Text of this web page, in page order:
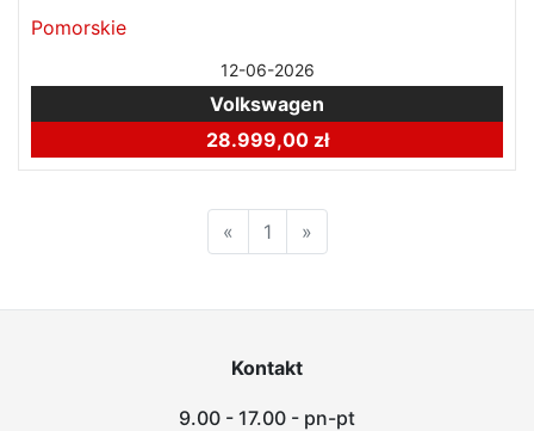
Pomorskie
12-06-2026
Volkswagen
28.999,00 zł
« 1 »
Kontakt
9.00 - 17.00 - pn-pt